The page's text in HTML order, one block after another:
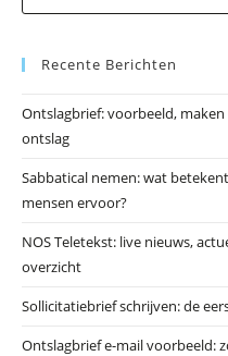
Recente Berichten
Ontslagbrief: voorbeeld,
ontslag
Sabbatical nemen: wat
mensen ervoor?
NOS Teletekst: live nieuws,
overzicht
Sollicitatiebrief schrijven: de
Ontslagbrief e-mail voorbeeld: